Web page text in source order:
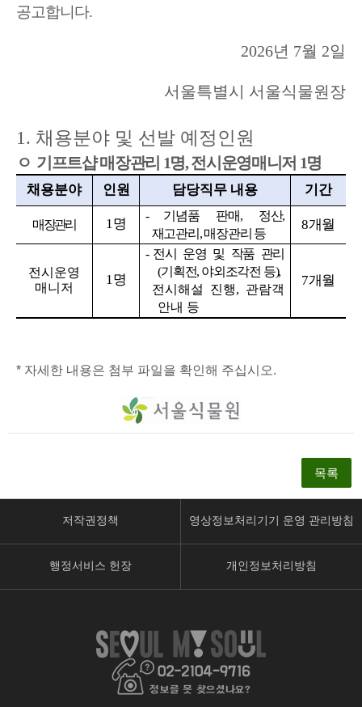
공고합니다.
2026년 7월 2일
서울특별시 서울식물원장
1. 채용분야 및 선발 예정인원
ㅇ 기프트샵 매장관리 1명,전시운영매니저 1명
채용분야 인원 담당직무 내용 기간
매장관리 1 명
- 기념품 판매, 정산,
재고관리 ,매장관리 등
8개월
전시운영
매니저
1 명
- 전시 운영 및 작품 관리
(기획전, 야외조각전 등),
전시해설 진행, 관람객
안내 등
7개월
* 자세한 내용은 첨부 파일을 확인해 주십시오.
목록
저작권정책 영상정보처리기기 운영 관리방침
행정서비스 헌장 개인정보처리방침
이
스
북
페
튜
브
페
이
스
타
페
이